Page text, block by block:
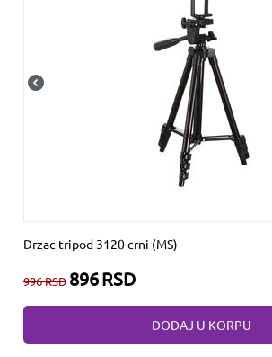
Drzac tripod 3120 crni (MS)
996RSD 896RSD
DODAJ U KORPU